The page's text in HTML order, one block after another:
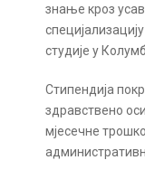
знање кроз
студије у
Стипендија
здравствено
мјесечне